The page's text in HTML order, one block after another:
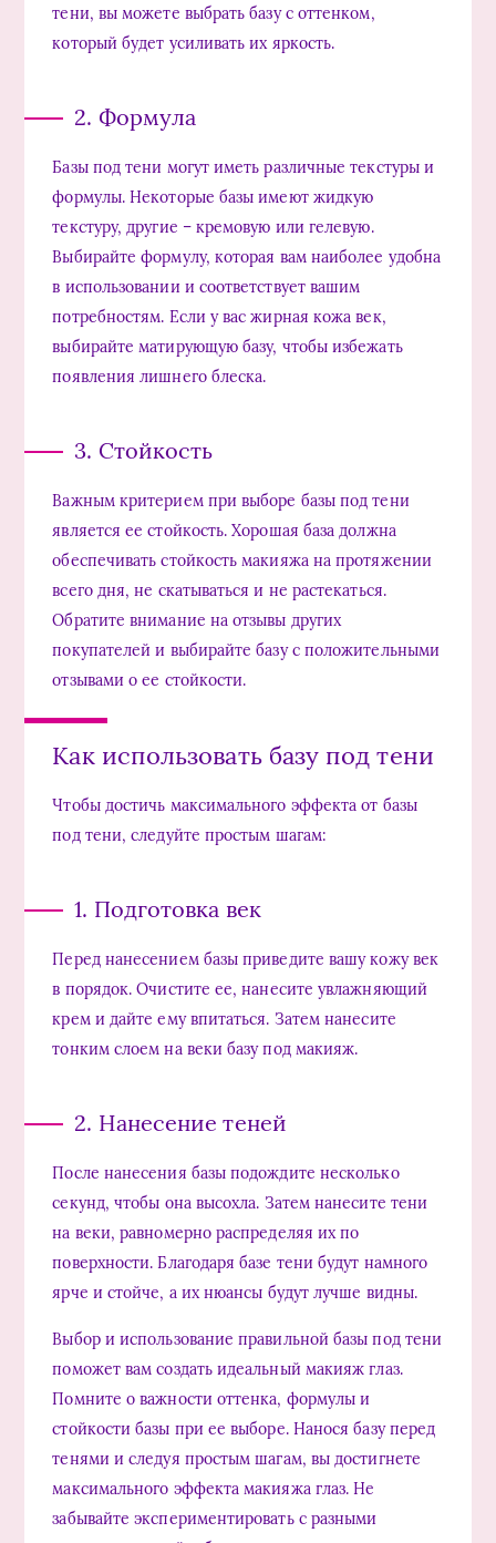
тени, вы можете выбрать базу с оттенком,
который будет усиливать их яркость.
2. Формула
Базы под тени могут иметь различные текстуры и
формулы. Некоторые базы имеют жидкую
текстуру, другие – кремовую или гелевую.
Выбирайте формулу, которая вам наиболее удобна
в использовании и соответствует вашим
потребностям. Если у вас жирная кожа век,
выбирайте матирующую базу, чтобы избежать
появления лишнего блеска.
3. Стойкость
Важным критерием при выборе базы под тени
является ее стойкость. Хорошая база должна
обеспечивать стойкость макияжа на протяжении
всего дня, не скатываться и не растекаться.
Обратите внимание на отзывы других
покупателей и выбирайте базу с положительными
отзывами о ее стойкости.
Как использовать базу под тени
Чтобы достичь максимального эффекта от базы
под тени, следуйте простым шагам:
1. Подготовка век
Перед нанесением базы приведите вашу кожу век
в порядок. Очистите ее, нанесите увлажняющий
крем и дайте ему впитаться. Затем нанесите
тонким слоем на веки базу под макияж.
2. Нанесение теней
После нанесения базы подождите несколько
секунд, чтобы она высохла. Затем нанесите тени
на веки, равномерно распределяя их по
поверхности. Благодаря базе тени будут намного
ярче и стойче, а их нюансы будут лучше видны.
Выбор и использование правильной базы под тени
поможет вам создать идеальный макияж глаз.
Помните о важности оттенка, формулы и
стойкости базы при ее выборе. Нанося базу перед
тенями и следуя простым шагам, вы достигнете
максимального эффекта макияжа глаз. Не
забывайте экспериментировать с разными